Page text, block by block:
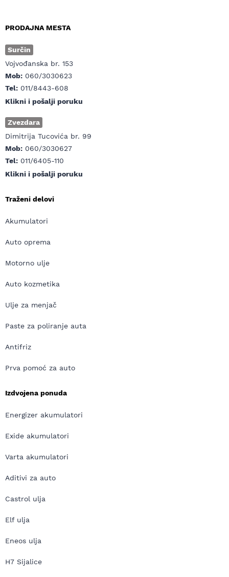
PRODAJNA MESTA
Surčin
Vojvođanska br. 153
Mob: 060/3030623
Tel: 011/8443-608
Klikni i pošalji poruku
Zvezdara
Dimitrija Tucovića br. 99
Mob: 060/3030627
Tel: 011/6405-110
Klikni i pošalji poruku
Traženi delovi
Akumulatori
Auto oprema
Motorno ulje
Auto kozmetika
Ulje za menjač
Paste za poliranje auta
Antifriz
Prva pomoć za auto
Izdvojena ponuda
Energizer akumulatori
Exide akumulatori
Varta akumulatori
Aditivi za auto
Castrol ulja
Elf ulja
Eneos ulja
H7 Sijalice